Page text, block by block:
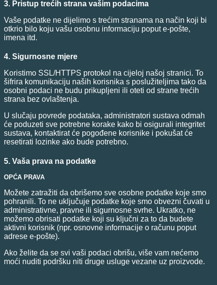
3. Pristup trećih strana vašim podacima
Vaše podatke ne dijelimo s trećim stranama na način koji bi
otkrio bilo koju vašu osobnu informaciju poput e-pošte,
imena itd.
4. Sigurnosne mjere
Koristimo SSL/HTTPS protokol na cijeloj našoj stranici. To
šifrira komunikaciju naših korisnika s poslužiteljima tako da
osobni podaci ne budu prikupljeni ili oteti od strane trećih
strana bez ovlaštenja.
U slučaju povrede podataka, administratori sustava odmah
će poduzeti sve potrebne korake kako bi osigurali integritet
sustava, kontaktirat će pogođene korisnike i pokušat će
resetirati lozinke ako bude potrebno.
5. Vaša prava na podatke
OPĆA PRAVA
Možete zatražiti da obrišemo sve osobne podatke koje smo
pohranili. To ne uključuje podatke koje smo obvezni čuvati u
administrativne, pravne ili sigurnosne svrhe. Ukratko, ne
možemo obrisati podatke koji su ključni za to da budete
aktivni korisnik (npr. osnovne informacije o računu poput
adrese e-pošte).
Ako želite da se svi vaši podaci obrišu, više vam nećemo
moći nuditi podršku niti druge usluge vezane uz proizvode.